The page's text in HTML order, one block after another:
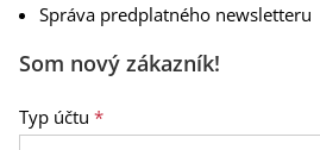
Správa predplatného newsletteru
Som nový zákazník!
Osobné údaje
Typ účtu *